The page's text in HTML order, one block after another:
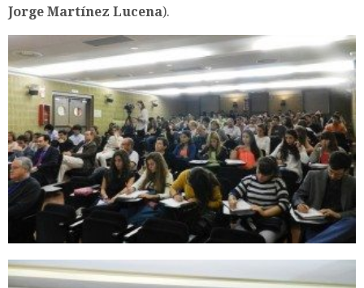
Jorge Martínez Lucena).